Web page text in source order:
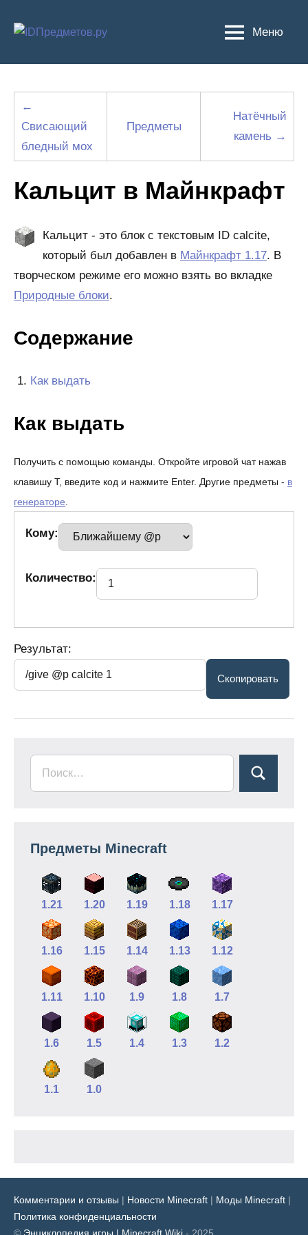
Меню
←
Свисающий
бледный мох
Предметы
Натёчный
камень →
Кальцит в Майнкрафт
Кальцит - это блок с текстовым ID calcite,
который был добавлен в Майнкрафт 1.17. В
творческом режиме его можно взять во вкладке
Природные блоки.
Содержание
Как выдать
Как выдать
Получить с помощью команды. Откройте игровой чат нажав
клавишу T, введите код и нажмите Enter. Другие предметы - в
генераторе.
Кому:
Количество:
Результат:
Предметы Minecraft
1.21 1.20 1.19 1.18 1.17
1.16 1.15 1.14 1.13 1.12
1.11 1.10 1.9 1.8 1.7
1.6 1.5 1.4 1.3 1.2
1.1 1.0
Комментарии и отзывы | Новости Minecraft | Моды Minecraft |
Политика конфиденциальности